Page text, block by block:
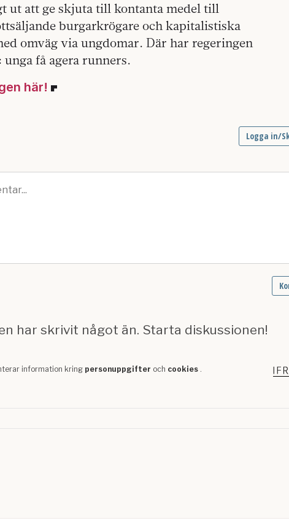
ut att ge skjuta till kontanta medel till
burgarkrögare och kapitalistiska
omväg via ungdomar. Där har regeringen
få agera runners.
här!